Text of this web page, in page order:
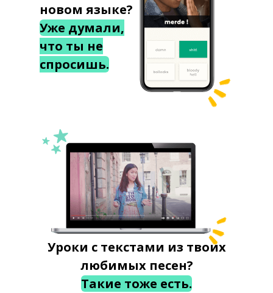
новом языке?
Уже думали,
что ты не
спросишь.
Уроки с текстами из твоих
любимых песен?
Такие тоже есть.